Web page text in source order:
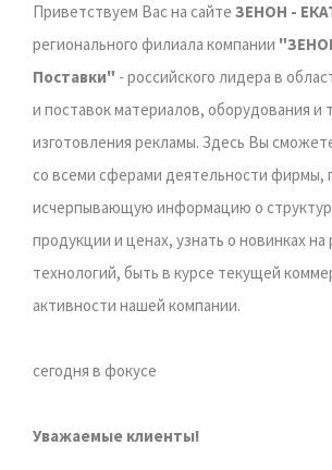
Приветствуем Вас на сайте ЗЕНОН -
регионального филиала компании
Поставки" - российского лидера в
и поставок материалов, оборудования и
изготовления рекламы. Здесь Вы
со всеми сферами деятельности фирмы,
исчерпывающую информацию о
продукции и ценах, узнать о новинках
технологий, быть в курсе текущей
активности нашей компании.
сегодня в фокусе
Уважаемые клиенты!